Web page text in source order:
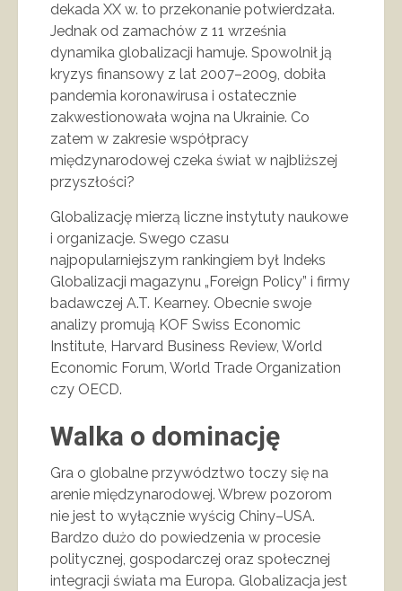
dekada XX w. to przekonanie potwierdzała.
Jednak od zamachów z 11 września
dynamika globalizacji hamuje. Spowolnił ją
kryzys finansowy z lat 2007–2009, dobiła
pandemia koronawirusa i ostatecznie
zakwestionowała wojna na Ukrainie. Co
zatem w zakresie współpracy
międzynarodowej czeka świat w najbliższej
przyszłości?
Globalizację mierzą liczne instytuty naukowe
i organizacje. Swego czasu
najpopularniejszym rankingiem był Indeks
Globalizacji magazynu „Foreign Policy” i firmy
badawczej A.T. Kearney. Obecnie swoje
analizy promują KOF Swiss Economic
Institute, Harvard Business Review, World
Economic Forum, World Trade Organization
czy OECD.
Walka o dominację
Gra o globalne przywództwo toczy się na
arenie międzynarodowej. Wbrew pozorom
nie jest to wyłącznie wyścig Chiny–USA.
Bardzo dużo do powiedzenia w procesie
politycznej, gospodarczej oraz społecznej
integracji świata ma Europa. Globalizacja jest